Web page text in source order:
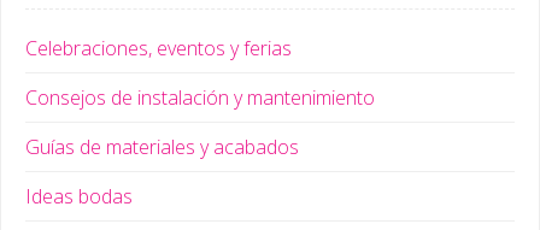
Celebraciones, eventos y ferias
Consejos de instalación y mantenimiento
Guías de materiales y acabados
Ideas bodas